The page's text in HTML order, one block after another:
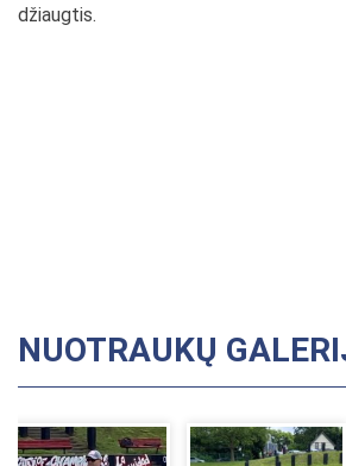
džiaugtis.
NUOTRAUKŲ